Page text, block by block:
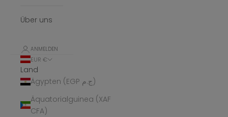
Über uns
ANMELDEN
EUR €
Land
Ägypten (EGP ج.م)
Äquatorialguinea (XAF
CFA)